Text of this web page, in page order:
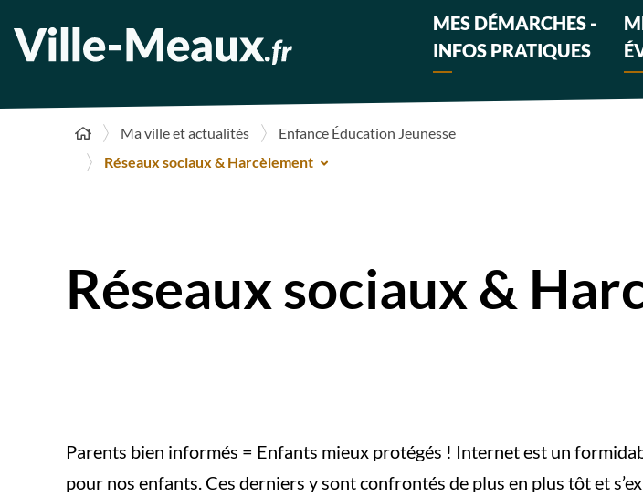
MES DÉMARCHES -
INFOS PRATIQUES
Ma ville et actualités
Enfance Éducation Jeunesse
Réseaux sociaux & Harcèlement
Réseaux sociaux &
Parents bien informés = Enfants mieux protégés ! Internet est un
pour nos enfants. Ces derniers y sont confrontés de plus en plus tôt et